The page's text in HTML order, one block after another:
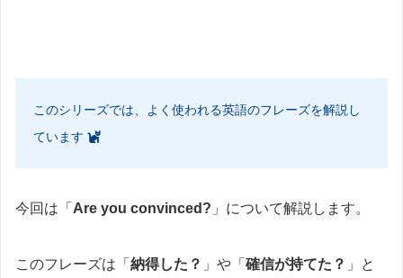
このシリーズでは、よく使われる英語のフレーズを解説し
ています
今回は「 Are you convinced? 」について解説します。
このフレーズは「 納得した？ 」や「 確信が持てた？ 」と